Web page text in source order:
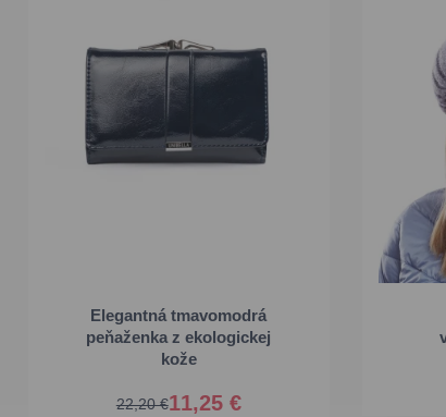
Elegantná tmavomodrá
peňaženka z ekologickej
kože
11,25 €
22,20 €
Univerzálna